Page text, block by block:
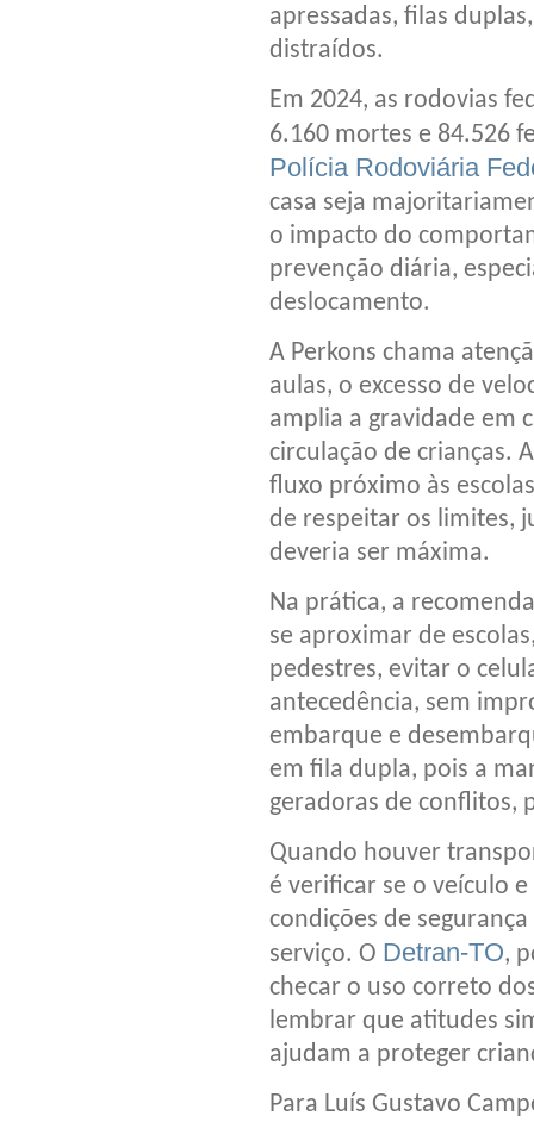
apressadas, filas
distraídos.
Em 2024, as rodovias
6.160 mortes e 84.526
Polícia Rodoviária
casa seja
o impacto do
prevenção diária,
deslocamento.
A Perkons chama
aulas, o excesso de
amplia a gravidade em
circulação de crianças.
fluxo próximo às
de respeitar os limites,
deveria ser máxima.
Na prática, a
se aproximar de
pedestres, evitar o
antecedência, sem
embarque e
em fila dupla, pois a
geradoras de conflitos,
Quando houver
é verificar se o veículo
condições de
serviço. O Detran-TO,
checar o uso correto
lembrar que atitudes
ajudam a proteger
Para Luís Gustavo